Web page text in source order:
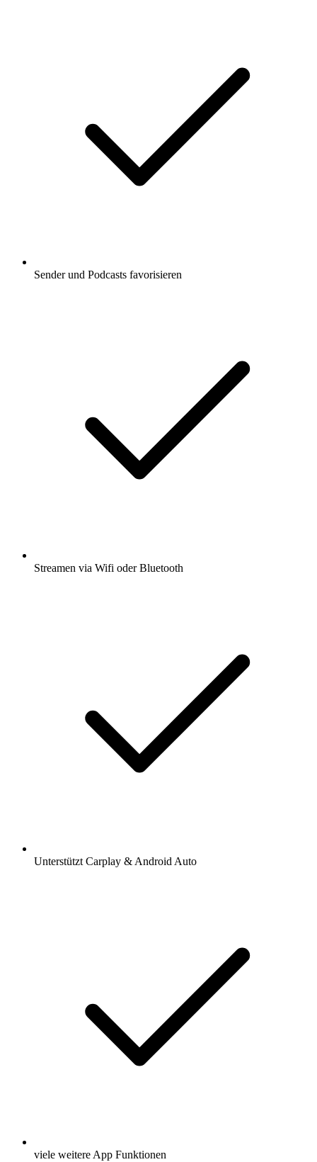
Sender und Podcasts favorisieren
Streamen via Wifi oder Bluetooth
Unterstützt Carplay & Android Auto
viele weitere App Funktionen